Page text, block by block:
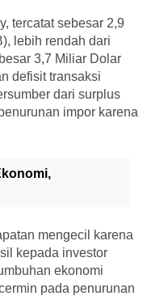
tercatat sebesar 2,9
lebih rendah dari
3,7 Miliar Dolar
defisit transaksi
dari surplus
impor karena
mengecil karena
kepada investor
ekonomi
pada penurunan